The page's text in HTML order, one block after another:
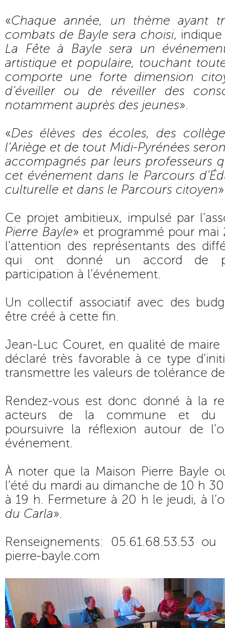
«Chaque année, un thème ayant
combats de Bayle sera choisi,
La Fête à Bayle sera un
artistique et populaire, touchant
comporte une forte dimension
d’éveiller ou de réveiller des
notamment auprès des jeunes».
«Des élèves des écoles, des
l’Ariège et de tout Midi-Pyrénées
accompagnés par leurs professeurs
cet événement dans le Parcours
culturelle et dans le Parcours citoyen
Ce projet ambitieux, impulsé par
Pierre Bayle» et programmé pour mai
l’attention des représentants des
qui ont donné un accord de
participation à l’événement.
Un collectif associatif avec des
être créé à cette fin.
Jean-Luc Couret, en qualité de maire
déclaré très favorable à ce type
transmettre les valeurs de tolérance
Rendez-vous est donc donné à la
acteurs de la commune et du
poursuivre la réflexion autour de
événement.
À noter que la Maison Pierre Bayle
l’été du mardi au dimanche de 10 h
à 19 h. Fermeture à 20 h le jeudi, à
du Carla».
Renseignements: 05.61.68.53.53 ou
pierre-bayle.com